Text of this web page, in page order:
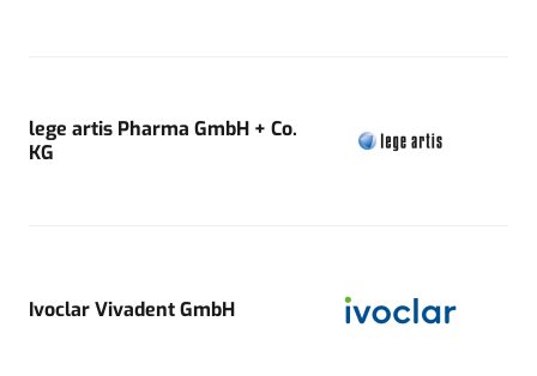
lege artis Pharma GmbH + Co.
KG
Ivoclar Vivadent GmbH